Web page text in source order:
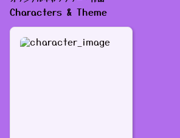
Characters & Theme